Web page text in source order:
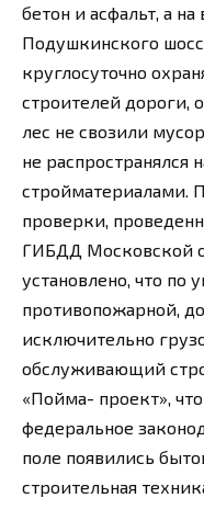
бетон и асфальт, а
Подушкинского
круглосуточно
строителей дороги,
лес не свозили
не распространялся
стройматериалами.
проверки,
ГИБДД Московской
установлено, что по
противопожарной,
исключительно
обслуживающий
«Пойма- проект»,
федеральное
поле появились
строительная